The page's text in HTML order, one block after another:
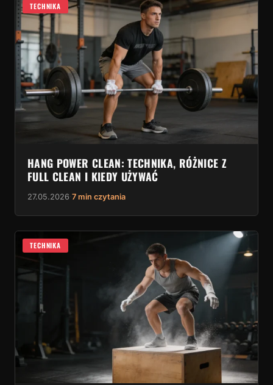
TECHNIKA
HANG POWER CLEAN: TECHNIKA, RÓŻNICE Z
FULL CLEAN I KIEDY UŻYWAĆ
27.05.2026 7 min czytania
TECHNIKA